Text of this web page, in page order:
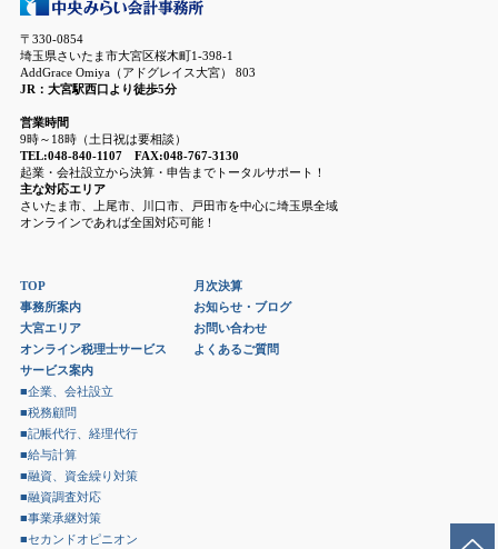
〒330-0854
埼玉県さいたま市大宮区桜木町1-398-1
AddGrace Omiya（アドグレイス大宮） 803
JR：大宮駅西口より徒歩5分
営業時間
9時～18時（土日祝は要相談）
TEL:048-840-1107 FAX:048-767-3130
起業・会社設立から決算・申告までトータルサポート！
主な対応エリア
さいたま市、上尾市、川口市、戸田市を中心に埼玉県全域
オンラインであれば全国対応可能！
TOP
事務所案内
大宮エリア
オンライン税理士サービス
サービス案内
■企業、会社設立
■税務顧問
■記帳代行、経理代行
■給与計算
■融資、資金繰り対策
■融資調査対応
■事業承継対策
■セカンドオピニオン
月次決算
お知らせ・ブログ
お問い合わせ
よくあるご質問